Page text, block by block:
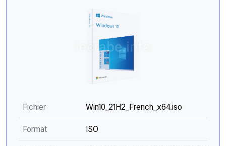
Fichier Win10_21H2_French_x64.iso
Format ISO